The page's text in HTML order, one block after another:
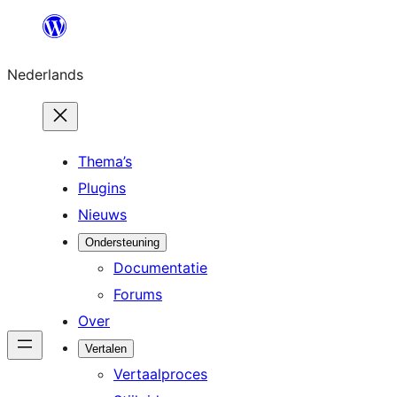
de
inhoud
Nederlands
Thema’s
Plugins
Nieuws
Ondersteuning
Documentatie
Forums
Over
Vertalen
Vertaalproces